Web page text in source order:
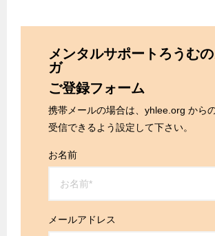
メンタルサポートろうむ
ガ
ご登録フォーム
携帯メールの場合は、yhlee.org から
受信できるよう設定して下さい。
お名前
メールアドレス